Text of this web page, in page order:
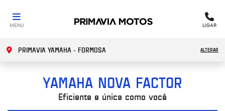
MENU LIGAR
PRIMAVIA YAMAHA - FORMOSA ALTERAR
YAMAHA NOVA FACTOR
Eficiente e única como você